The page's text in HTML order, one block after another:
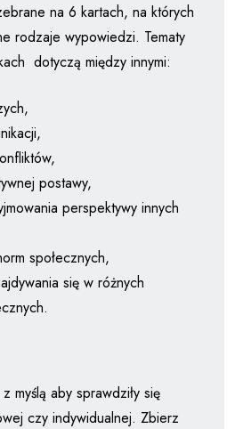
na 6 kartach, na których
rodzaje wypowiedzi. Tematy
dotyczą między innymi:
postawy,
perspektywy innych
społecznych,
się w różnych
myślą aby sprawdziły się
czy indywidualnej. Zbierz